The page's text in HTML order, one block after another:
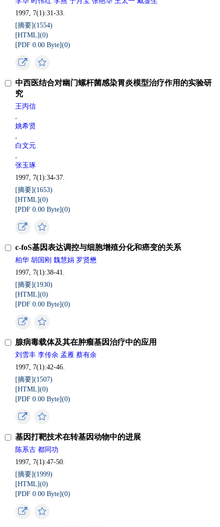
1997, 7(1):31-33.
[摘要](1554)
[HTML](0)
[PDF 0.00 Byte](0)
中西医结合对幽门螺杆菌感染胃炎模型治疗作用的实验研
究
王丙信
,
姚希贤
,
白文元
,
张玉琢
1997, 7(1):34-37.
[摘要](1653)
[HTML](0)
[PDF 0.00 Byte](0)
c-foS基因表达调控与细胞增殖分化和癌变的关系
柏华 胡国刚 魏慧娟 罗贤懋
1997, 7(1):38-41.
[摘要](1930)
[HTML](0)
[PDF 0.00 Byte](0)
腺病毒载体及其在肿瘤基因治疗中的应用
刘雪丰 李传余 孟雁 蔡有余
1997, 7(1):42-46.
[摘要](1507)
[HTML](0)
[PDF 0.00 Byte](0)
基因打靶技术在转基因动物中的进展
陈系古 都同功
1997, 7(1):47-50.
[摘要](1999)
[HTML](0)
[PDF 0.00 Byte](0)